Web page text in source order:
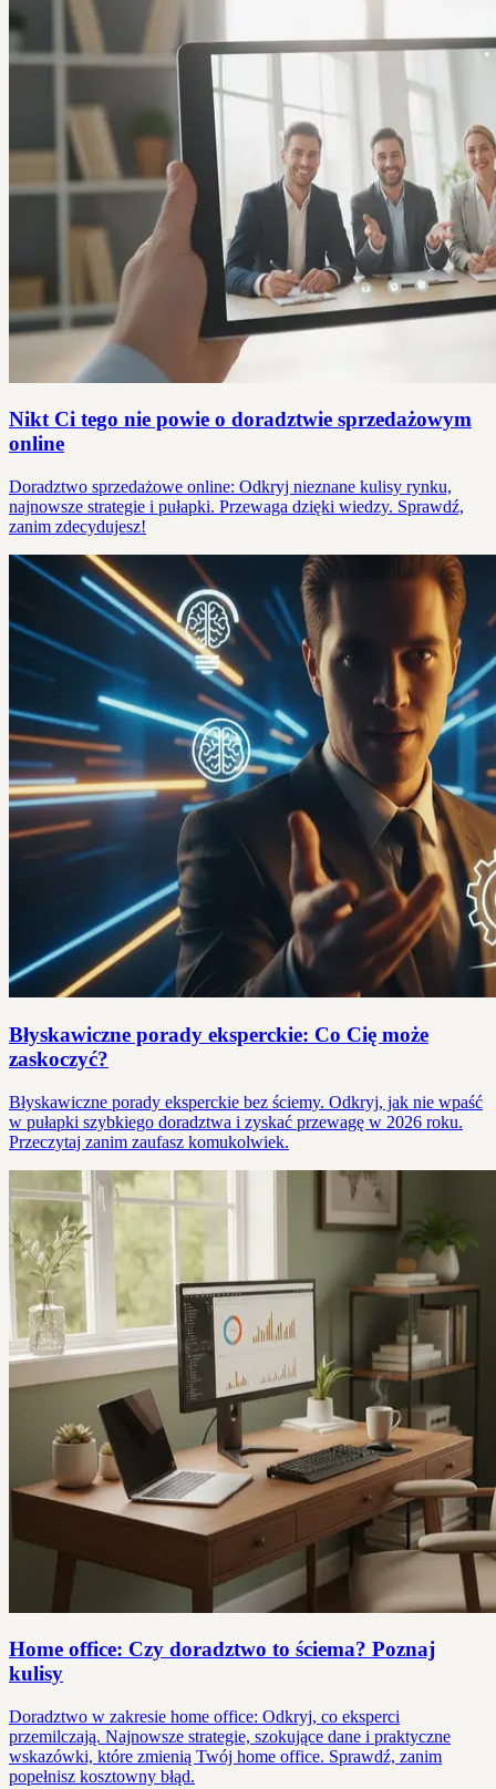
Nikt Ci tego nie powie o doradztwie sprzedażowym
online
Doradztwo sprzedażowe online: Odkryj nieznane kulisy rynku,
najnowsze strategie i pułapki. Przewaga dzięki wiedzy. Sprawdź,
zanim zdecydujesz!
Błyskawiczne porady eksperckie: Co Cię może
zaskoczyć?
Błyskawiczne porady eksperckie bez ściemy. Odkryj, jak nie wpaść
w pułapki szybkiego doradztwa i zyskać przewagę w 2026 roku.
Przeczytaj zanim zaufasz komukolwiek.
Home office: Czy doradztwo to ściema? Poznaj
kulisy
Doradztwo w zakresie home office: Odkryj, co eksperci
przemilczają. Najnowsze strategie, szokujące dane i praktyczne
wskazówki, które zmienią Twój home office. Sprawdź, zanim
popełnisz kosztowny błąd.